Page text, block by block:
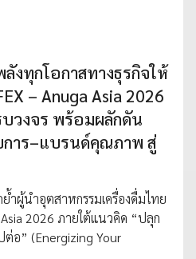
งทุกโอกาสทางธุรกิจให้
– Anuga Asia 2026
วงจร พร้อมผลักดัน
าร–แบรนด์คุณภาพ สู่
ำผู้นำอุตสาหกรรมเครื่องดื่มไทย
2026 ภายใต้แนวคิด “ปลุก
ต่อ” (Energizing Your